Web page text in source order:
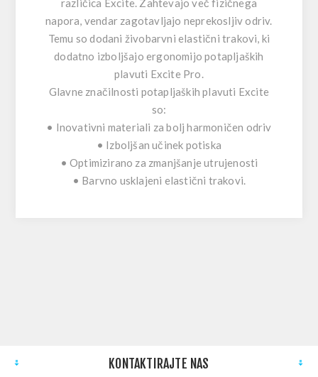
različica Excite. Zahtevajo več fizičnega
napora, vendar zagotavljajo neprekosljiv odriv.
Temu so dodani živobarvni elastični trakovi, ki
dodatno izboljšajo ergonomijo potapljaških
plavuti Excite Pro.
Glavne značilnosti potapljaških plavuti Excite
so:
• Inovativni materiali za bolj harmoničen odriv
• Izboljšan učinek potiska
• Optimizirano za zmanjšanje utrujenosti
• Barvno usklajeni elastični trakovi.
KONTAKTIRAJTE NAS